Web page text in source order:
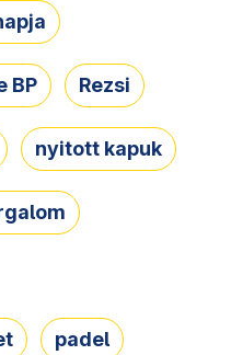
BP Rezsi
nyitott kapuk
padel